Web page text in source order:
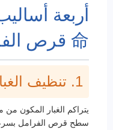
命 قرص الفرامل بنسبة 50%
1. تنظيف الغبار والرواسب بانتظام
يتراكم الغبار المكون